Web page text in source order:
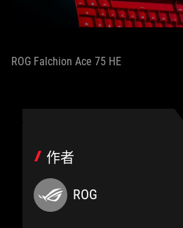
ROG Falchion Ace 75 HE
作者
ROG